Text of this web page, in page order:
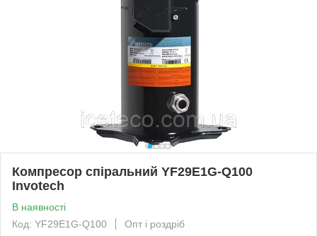
Компресор спіральний YF29E1G-Q100
Invotech
В наявності
Код: YF29E1G-Q100
Опт і роздріб